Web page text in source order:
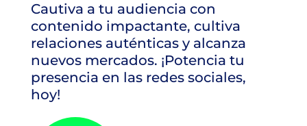
Cautiva a tu audiencia con
contenido impactante, cultiva
relaciones auténticas y alcanza
nuevos mercados. ¡Potencia tu
presencia en las redes sociales,
hoy!